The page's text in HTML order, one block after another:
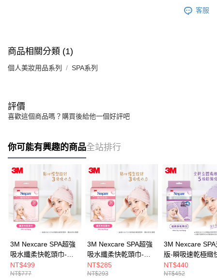
客服
商品相關分類 (1)
個人美妝用品系列 SPA系列
評價
喜歡這個商品嗎？購買後給他一個好評吧
你可能有興趣的商品全站排行
3M Nexcare SPA超強
吸水纖柔快乾頭巾-粉
紅-3入組
NT$499
NT$777
3M Nexcare SPA超強
吸水纖柔快乾頭巾-粉
紅
NT$285
NT$293
3M Nexcare SPA
版-瞬吸速乾極緻
頭巾
NT$440
NT$452